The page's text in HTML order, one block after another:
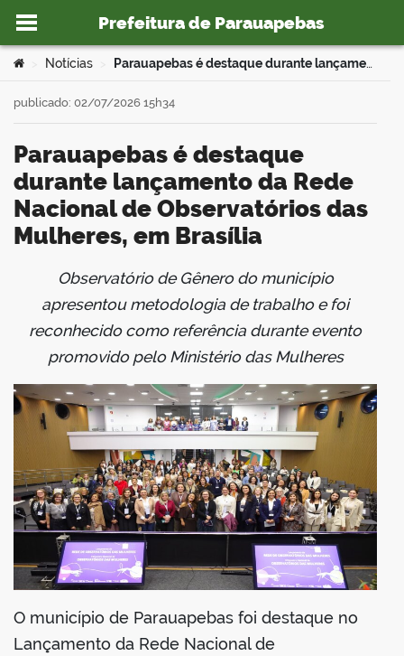
Ir para o conteúdo
Prefeitura de Parauapebas
portal
Você está aqui:
Notícias Parauapebas é destaque durante lançamento da Rede Nacional de Observatórios das Mulheres, em Brasília
Parauapebas é destaque
durante lançamento da Rede
Nacional de Observatórios das
Mulheres, em Brasília
publicado: 02/07/2026 15h34
Observatório de Gênero do município
apresentou metodologia de trabalho e foi
reconhecido como referência durante evento
promovido pelo Ministério das Mulheres
O município de Parauapebas foi destaque no
Lançamento da Rede Nacional de